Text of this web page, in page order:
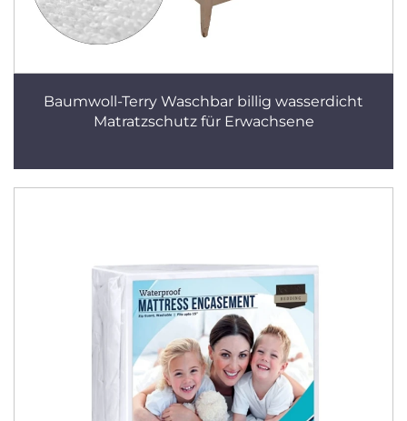
Baumwoll-Terry Waschbar billig wasserdicht
Matratzschutz für Erwachsene